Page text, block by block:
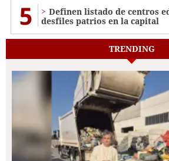
5
Definen listado de centros
desfiles patrios en la capital
TRENDING